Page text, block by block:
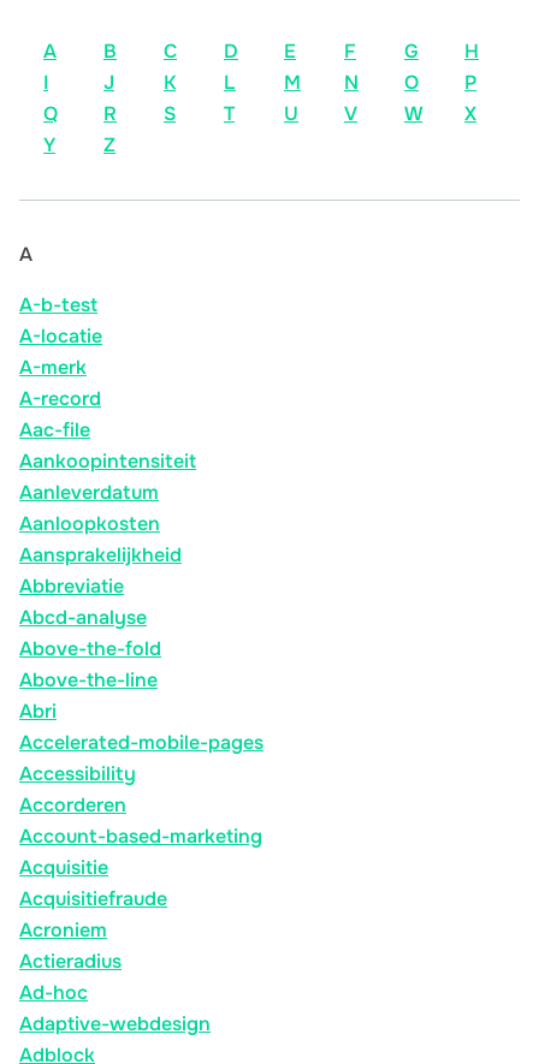
A B C D E F G
H
I
J K L M N O
P
Q
R S T U V W
X
Y
Z
A
A-b-test
A-locatie
A-merk
A-record
Aac-file
Aankoopintensiteit
Aanleverdatum
Aanloopkosten
Aansprakelijkheid
Abbreviatie
Abcd-analyse
Above-the-fold
Above-the-line
Abri
Accelerated-mobile-pages
Accessibility
Accorderen
Account-based-marketing
Acquisitie
Acquisitiefraude
Acroniem
Actieradius
Ad-hoc
Adaptive-webdesign
Adblock